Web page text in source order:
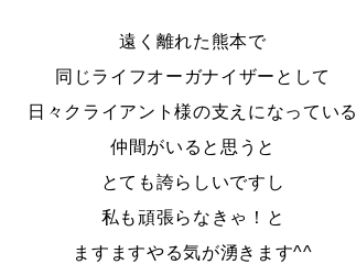
遠く離れた熊本で
同じライフオーガナイザーとして
日々クライアント様の支えになっている
仲間がいると思うと
とても誇らしいですし
私も頑張らなきゃ！と
ますますやる気が湧きます^^